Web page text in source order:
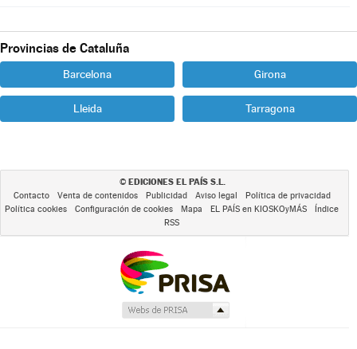
Provincias de Cataluña
Barcelona Girona
Lleida Tarragona
© EDICIONES EL PAÍS S.L.
Contacto Venta de contenidos Publicidad Aviso legal
Política de privacidad
Política cookies
Configuración de cookies Mapa EL PAÍS en KIOSKOyMÁS
Índice
RSS